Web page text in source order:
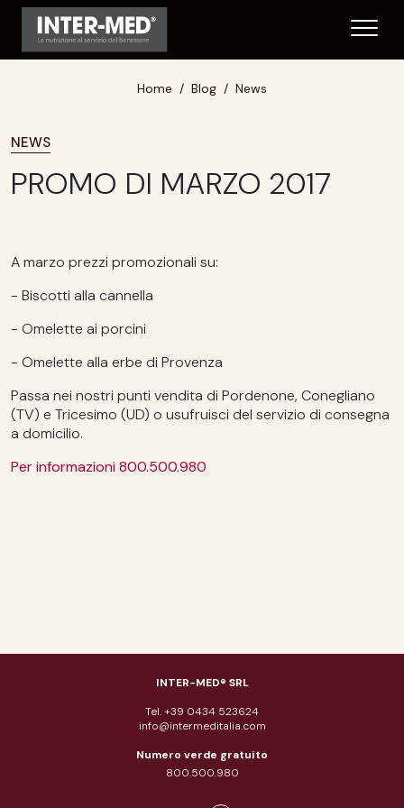
Home Blog News
NEWS
PROMO DI MARZO 2017
A marzo prezzi promozionali su:
- Biscotti alla cannella
- Omelette ai porcini
- Omelette alla erbe di Provenza
Passa nei nostri punti vendita di Pordenone, Conegliano
(TV) e Tricesimo (UD) o usufruisci del servizio di consegna
a domicilio.
Per informazioni 800.500.980
INTER-MED® SRL
Tel. +39 0434 523624
info@intermeditalia.com
Numero verde gratuito
800.500.980